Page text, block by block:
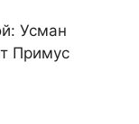
Усман
Примус